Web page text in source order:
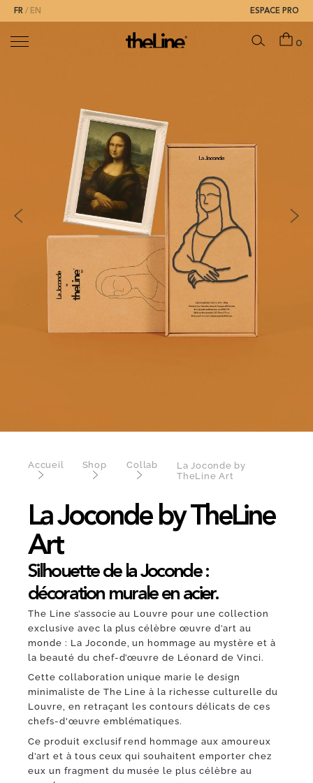
FR EN ESPACE PRO
0
Accueil Shop Collab
La Joconde by
TheLine Art
La Joconde by TheLine
Art
Silhouette de la Joconde :
décoration murale en acier.
The Line s’associe au Louvre pour une collection
exclusive avec la plus célèbre œuvre d’art au
monde : La Joconde, un hommage au mystère et à
la beauté du chef-d’œuvre de Léonard de Vinci.
Cette collaboration unique marie le design
minimaliste de The Line à la richesse culturelle du
Louvre, en retraçant les contours délicats de ces
chefs-d'œuvre emblématiques.
Ce produit exclusif rend hommage aux amoureux
d’art et à tous ceux qui souhaitent emporter chez
eux un fragment du musée le plus célèbre au